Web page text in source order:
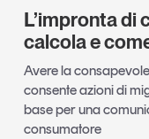
L’impronta di
calcola e
Avere la
consente azioni di
base per una
consumatore